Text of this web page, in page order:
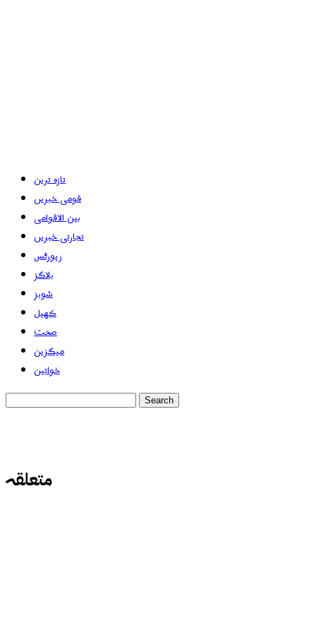
تازہ ترین
قومی خبریں
بین الاقوامی
تجارتی خبریں
رپورٹس
بلاگز
شوبز
کھیل
صحت
میگزین
خواتین
متعلقہ